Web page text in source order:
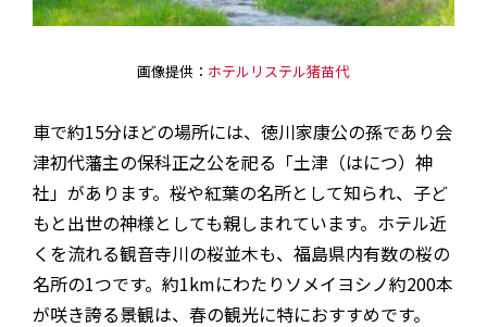
画像提供： ホテルリステル猪苗代
車で約15分ほどの場所には、徳川家康公の孫であり会
津初代藩主の保科正之公を祀る「土津（はにつ）神
社」があります。桜や紅葉の名所として知られ、子ど
もと出世の神様としても親しまれています。ホテル近
くを流れる観音寺川の桜並木も、福島県内有数の桜の
名所の1つです。約1kmにわたりソメイヨシノ約200本
が咲き誇る景観は、春の観光に特におすすめです。